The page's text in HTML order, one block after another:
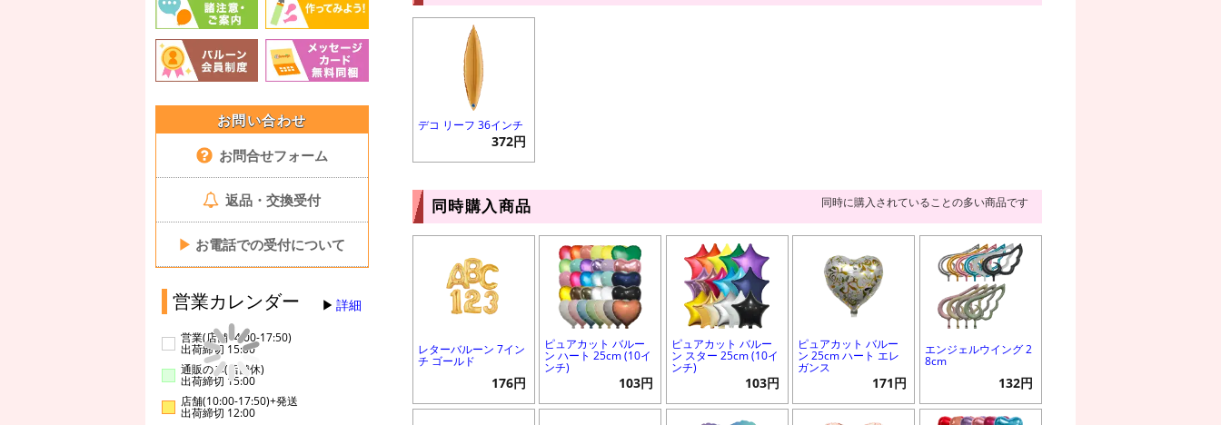
お問い合わせ
お問合せフォーム
返品・交換受付
▶ お電話での受付について
営業カレンダー 詳細
営業(店舗14:00-17:50)
出荷締切 15:00
通販のみ(店舗休)
出荷締切 15:00
店舗(10:00-17:50)+発送
出荷締切 12:00
デコ リーフ 36インチ
372円
同時購入商品 同時に購入されていることの多い商品です
レターバルーン 7イン
チ ゴールド
176円
ピュアカット バルー
ン ハート 25cm (10イ
ンチ)
103円
ピュアカット バルー
ン スター 25cm (10イ
ンチ)
103円
ピュアカット バルー
ン 25cm ハート エレ
ガンス
171円
エンジェルウイング 2
8cm
132円